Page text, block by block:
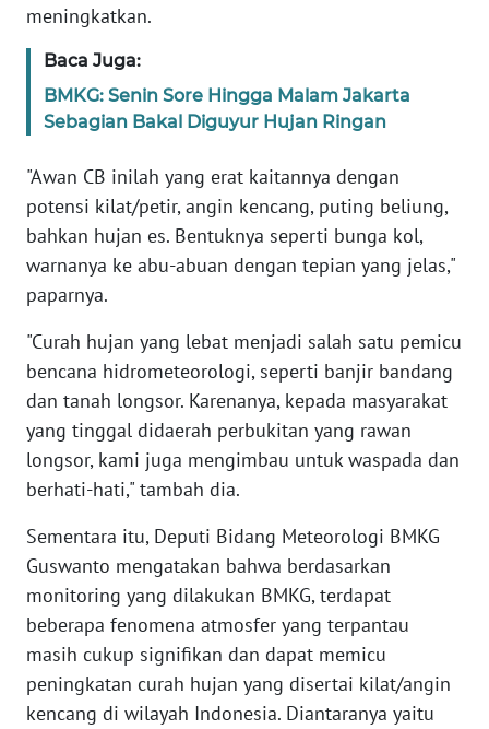
meningkatkan.
Baca Juga:
BMKG: Senin Sore Hingga Malam Jakarta
Sebagian Bakal Diguyur Hujan Ringan
"Awan CB inilah yang erat kaitannya dengan
potensi kilat/petir, angin kencang, puting beliung,
bahkan hujan es. Bentuknya seperti bunga kol,
warnanya ke abu-abuan dengan tepian yang jelas,"
paparnya.
"Curah hujan yang lebat menjadi salah satu pemicu
bencana hidrometeorologi, seperti banjir bandang
dan tanah longsor. Karenanya, kepada masyarakat
yang tinggal didaerah perbukitan yang rawan
longsor, kami juga mengimbau untuk waspada dan
berhati-hati," tambah dia.
Sementara itu, Deputi Bidang Meteorologi BMKG
Guswanto mengatakan bahwa berdasarkan
monitoring yang dilakukan BMKG, terdapat
beberapa fenomena atmosfer yang terpantau
masih cukup signifikan dan dapat memicu
peningkatan curah hujan yang disertai kilat/angin
kencang di wilayah Indonesia. Diantaranya yaitu
NTB
WN
WN
SULBAR
WN
BABEL
WN
SUMBAR
SUMSEL
WN
LAMPUNG
WN
JATENG